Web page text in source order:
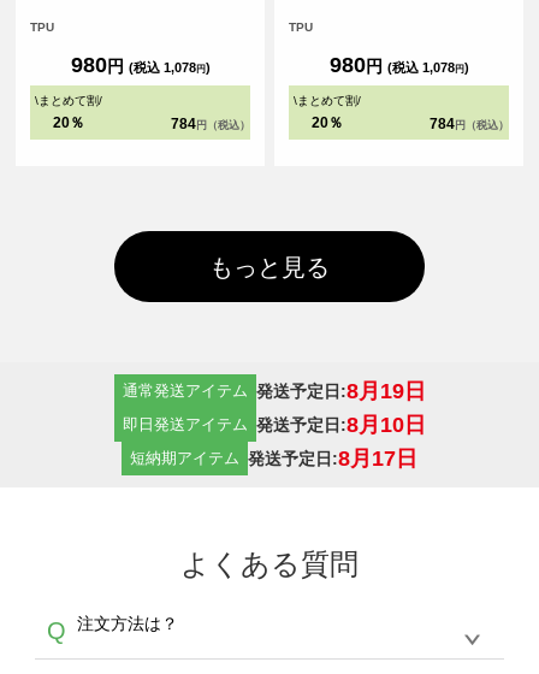
TPU
980円 (税込 1,078円)
\まとめて割/
20％ 784 円（税込）
TPU
980円 (税込 1,078円)
\まとめて割/
20％ 784 円（税込）
もっと見る
通常発送アイテム 発送予定日:8月19日
即日発送アイテム 発送予定日:8月10日
短納期アイテム 発送予定日:8月17日
よくある質問
Q 注文方法は？